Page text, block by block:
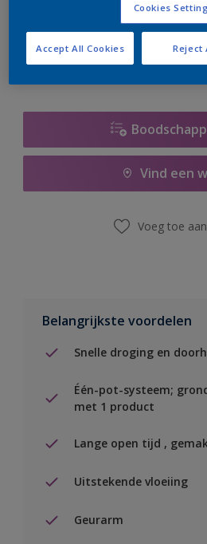
te bestellen. Houd de website in
er hard aan om de voorraad aan
Vind een
Voeg toe
Belangrijkste voordelen
Snelle droging en
Één-pot-systeem;
met 1 product
Lange open tijd ,
Uitstekende vloeiing
Geurarm
Cookies
Reject
Accept All Cookies